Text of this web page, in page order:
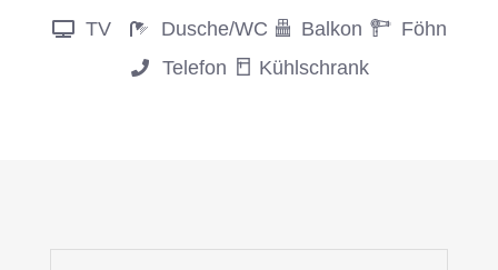
TV Dusche/WC Balkon
Föhn
Telefon
Kühlschrank